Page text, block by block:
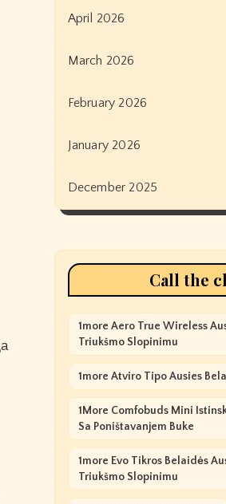
April 2026
March 2026
February 2026
January 2026
December 2025
Call the
1more Aero True Wireless
Triukšmo Slopinimu
1more Atviro Tipo Ausies
1More Comfobuds Mini
Sa Poništavanjem Buke
1more Evo Tikros Belaidės
Triukšmo Slopinimu